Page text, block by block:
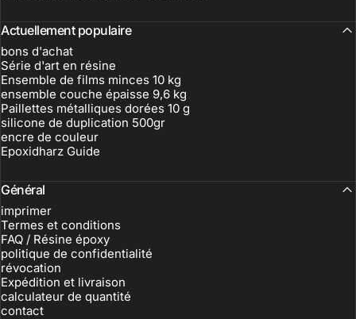
Actuellement populaire
bons d'achat
Série d'art en résine
Ensemble de films minces 10 kg
ensemble couche épaisse 9,6 kg
Paillettes métalliques dorées 10 g
silicone de duplication 500gr
encre de couleur
Epoxidharz Guide
Général
imprimer
Termes et conditions
FAQ / Résine époxy
politique de confidentialité
révocation
Expédition et livraison
calculateur de quantité
contact